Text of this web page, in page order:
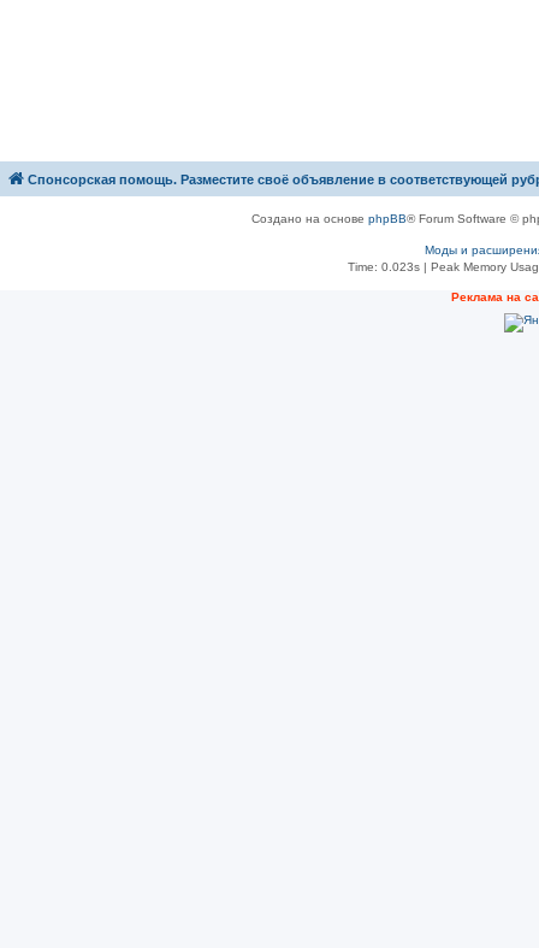
Спонсорская помощь. Разместите своё объявление в соответствующей
Создано на основе phpBB® Forum Software ©
Моды и
Time: 0.023s| Peak Memory
Рeклама на